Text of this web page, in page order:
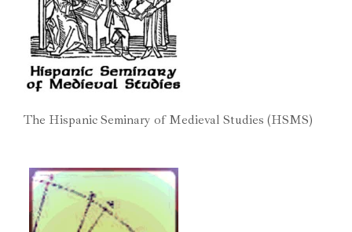
The Hispanic Seminary of Medieval Studies (HSMS)